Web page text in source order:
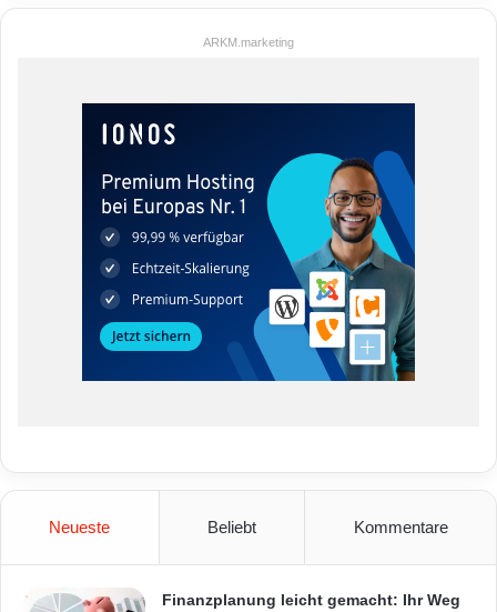
ARKM.marketing
Neueste Beliebt Kommentare
Finanzplanung leicht gemacht: Ihr Weg